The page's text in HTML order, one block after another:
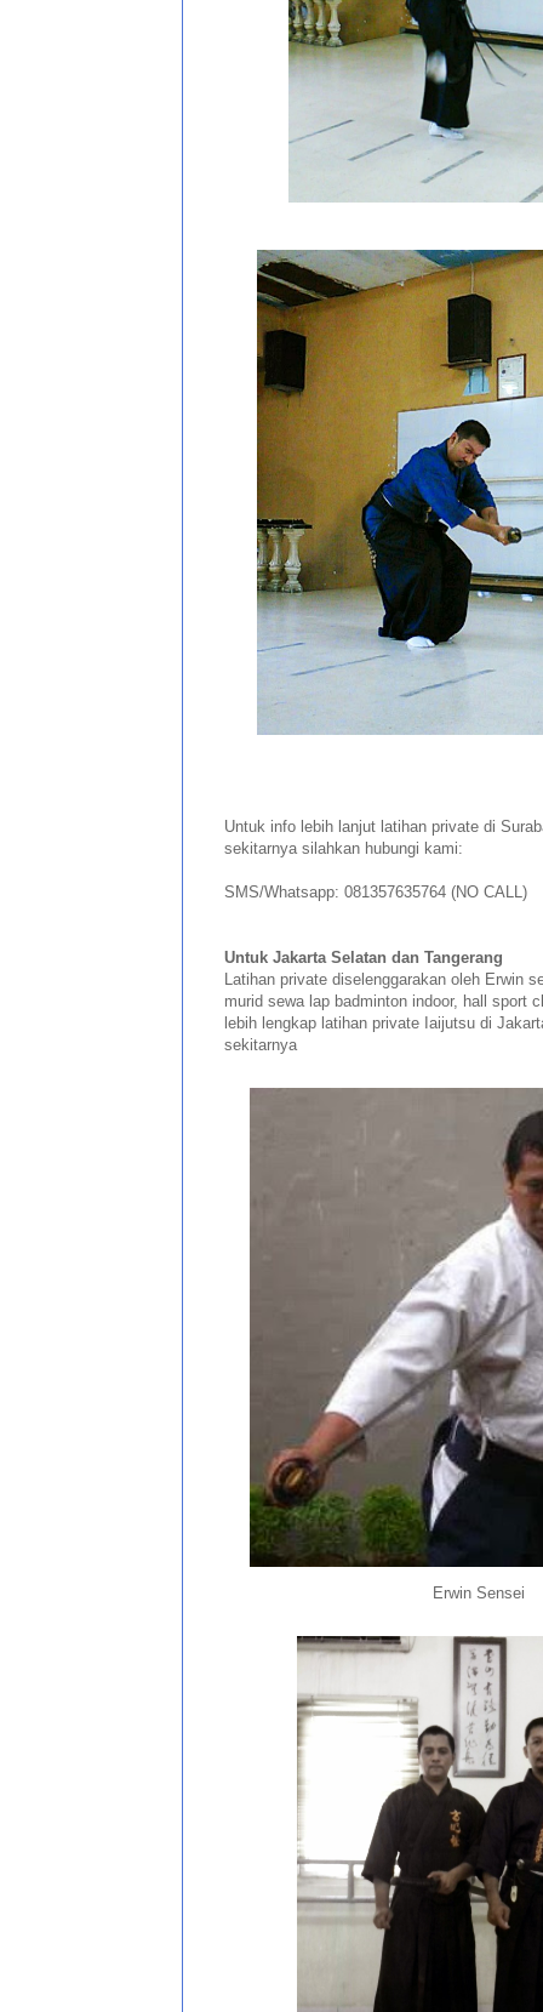
Untuk info lebih lanjut latihan private di
sekitarnya silahkan hubungi kami:
SMS/Whatsapp: 081357635764 (NO CALL)
Untuk Jakarta Selatan dan Tangerang
Latihan private diselenggarakan oleh Erwin
murid sewa lap badminton indoor, hall sport
lebih lengkap latihan private Iaijutsu di
sekitarnya
Erwin Sensei